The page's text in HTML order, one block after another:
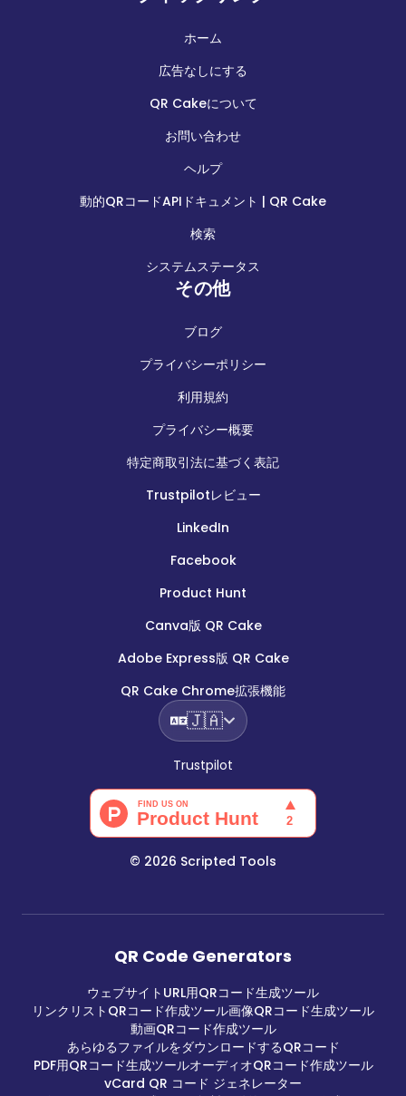
ホーム
広告なしにする
QR Cakeについて
お問い合わせ
ヘルプ
動的QRコードAPIドキュメント | QR Cake
検索
システムステータス
その他
ブログ
プライバシーポリシー
利用規約
プライバシー概要
特定商取引法に基づく表記
Trustpilotレビュー
LinkedIn
Facebook
Product Hunt
Canva版 QR Cake
Adobe Express版 QR Cake
QR Cake Chrome拡張機能
🇯🇦
Trustpilot
© 2026 Scripted Tools
QR Code Generators
ウェブサイトURL用QRコード生成ツール
リンクリストQRコード作成ツール画像QRコード生成ツール
動画QRコード作成ツール
あらゆるファイルをダウンロードするQRコード
PDF用QRコード生成ツールオーディオQRコード作成ツール
vCard QR コード ジェネレーター